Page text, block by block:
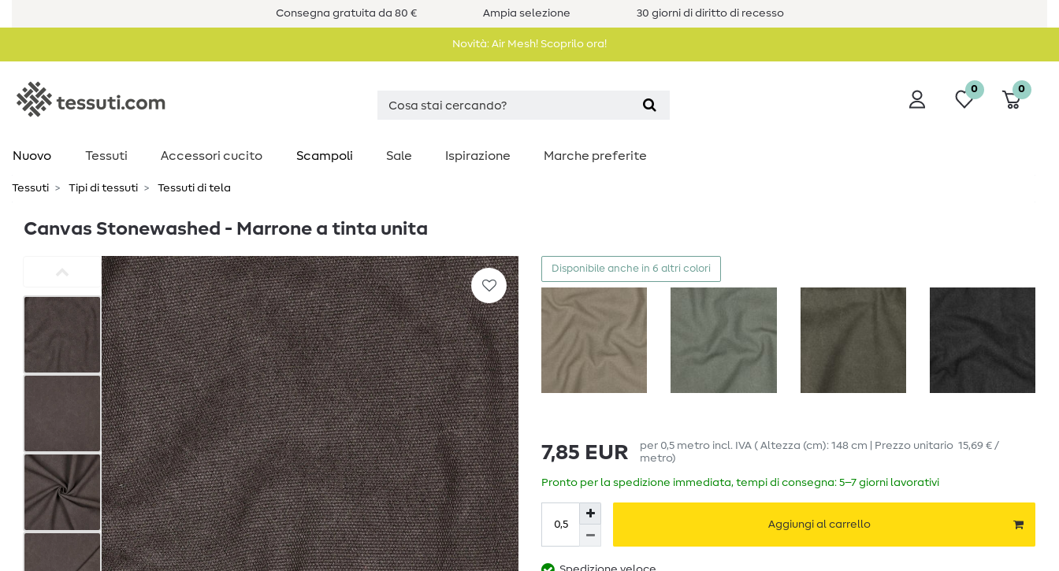
Consegna gratuita da 80 € Ampia selezione 30 giorni di diritto di recesso
Novità: Air Mesh! Scoprilo ora!
0 0
Nuovo Tessuti Accessori cucito Scampoli Sale Ispirazione Marche preferite
Tessuti Tipi di tessuti Tessuti di tela
Canvas Stonewashed - Marrone a tinta unita
Disponibile anche in 6 altri colori
7,85 EUR per 0,5 metro incl. IVA ( Altezza (cm): 148 cm | Prezzo unitario 15,69 € /
metro)
Pronto per la spedizione immediata, tempi di consegna: 5–7 giorni lavorativi
Aggiungi al carrello